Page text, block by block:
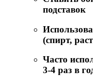
подставок
(спирт,
Часто
3-4 раз в